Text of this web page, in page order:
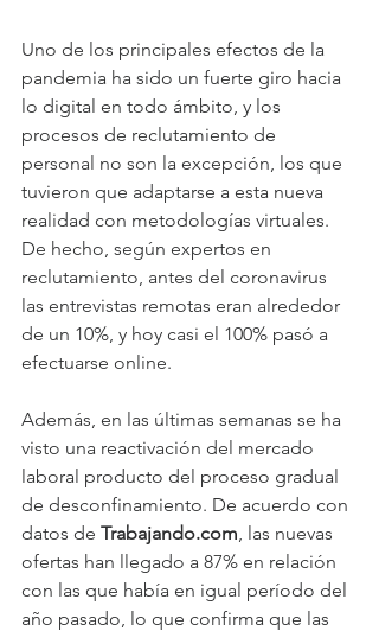
Uno de los principales efectos de la
pandemia ha sido un fuerte giro hacia
lo digital en todo ámbito, y los
procesos de reclutamiento de
personal no son la excepción, los que
tuvieron que adaptarse a esta nueva
realidad con metodologías virtuales.
De hecho, según expertos en
reclutamiento, antes del coronavirus
las entrevistas remotas eran alrededor
de un 10%, y hoy casi el 100% pasó a
efectuarse online.
Además, en las últimas semanas se ha
visto una reactivación del mercado
laboral producto del proceso gradual
de desconfinamiento. De acuerdo con
datos de Trabajando.com, las nuevas
ofertas han llegado a 87% en relación
con las que había en igual período del
año pasado, lo que confirma que las